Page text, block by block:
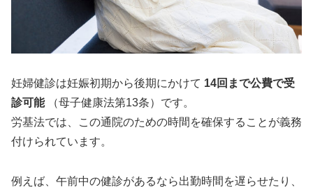
妊婦健診は妊娠初期から後期にかけて 14回まで公費で受
診可能（母子健康法第13条）です。
労基法では、この通院のための時間を確保することが義務
付けられています。
例えば、午前中の健診があるなら出勤時間を遅らせたり、